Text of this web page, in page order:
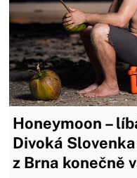
Honeymoon –
Divoká
z Brna konečně